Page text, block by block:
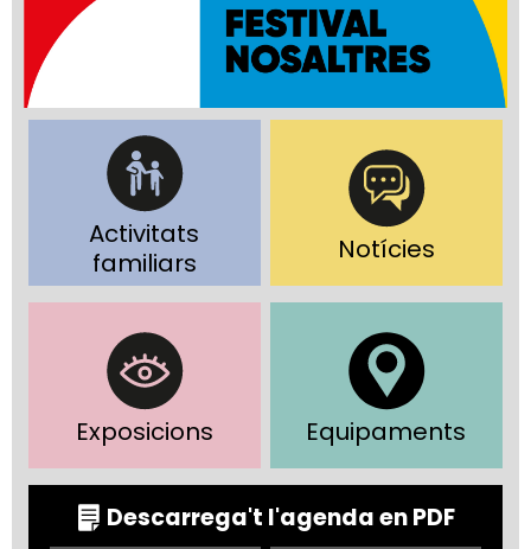
Activitats
familiars
Notícies
Exposicions Equipaments
Descarrega't l'agenda en PDF